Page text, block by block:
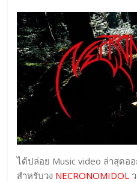
ได้ปล่อย Music video ล่าสุด
สำหรับวง NECRONOMIDOL